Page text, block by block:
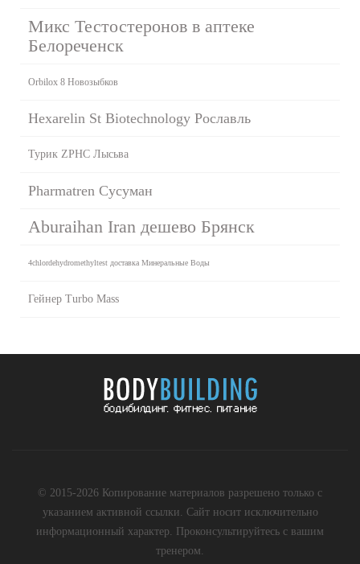
Микс Тестостеронов в аптеке
Белореченск
Orbilox 8 Новозыбков
Hexarelin St Biotechnology Рославль
Турик ZPHC Лысьва
Pharmatren Сусуман
Aburaihan Iran дешево Брянск
4chlordehydromethyltest доставка Минеральные Воды
Гейнер Turbo Mass
© 2015-2026 Копирование материалов разрешено только с
указанием активной ссылки. Сайт носит исключительно
информационный характер. Проконсультируйтесь с вашим
тренером.